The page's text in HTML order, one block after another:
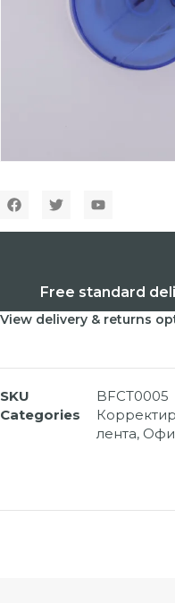
Free standard
View delivery & returns
SKU
BFCT0005
Categories
лента,